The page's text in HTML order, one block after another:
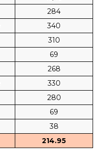
284
340
310
69
268
330
280
69
38
214.95